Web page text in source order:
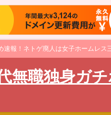
報！ネトゲ廃人は女子ホームレ
無職独身ガ